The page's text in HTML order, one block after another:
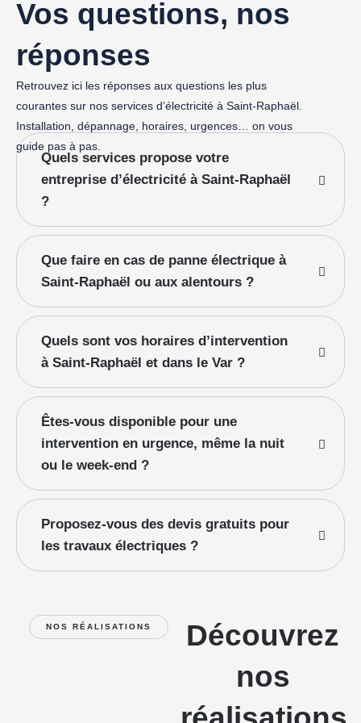
Vos questions, nos
réponses
Retrouvez ici les réponses aux questions les plus
courantes sur nos services d’électricité à Saint-Raphaël.
Installation, dépannage, horaires, urgences… on vous
guide pas à pas.
Quels services propose votre
entreprise d’électricité à Saint-Raphaël
?
Que faire en cas de panne électrique à
Saint-Raphaël ou aux alentours ?
Quels sont vos horaires d’intervention
à Saint-Raphaël et dans le Var ?
Êtes-vous disponible pour une
intervention en urgence, même la nuit
ou le week-end ?
Proposez-vous des devis gratuits pour
les travaux électriques ?
NOS RÉALISATIONS
Découvrez
nos